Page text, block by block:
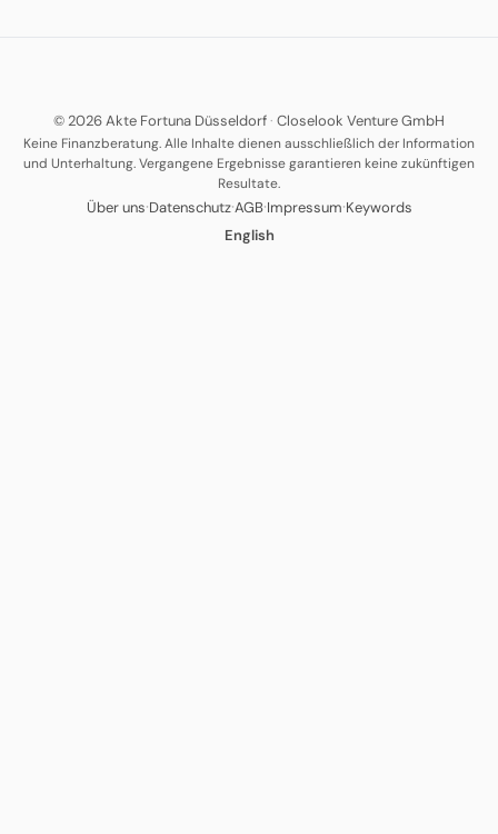
© 2026 Akte Fortuna Düsseldorf· Closelook Venture GmbH
Keine Finanzberatung. Alle Inhalte dienen ausschließlich der Information
und Unterhaltung. Vergangene Ergebnisse garantieren keine zukünftigen
Resultate.
Über uns·Datenschutz·AGB·Impressum·Keywords
English